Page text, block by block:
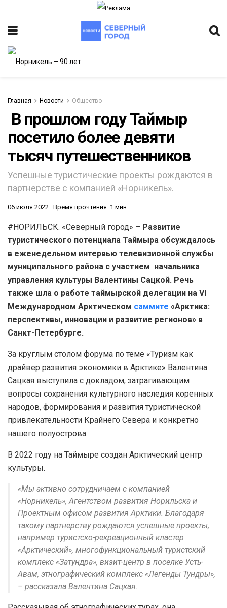
Главная Новости Общество
​ В прошлом году Таймыр
посетило более девяти
тысяч путешественников
Успешные туристические проекты рождаются в
партнерстве с компанией «Норникель».
06 июля 2022 Время прочтения: 1 мин.
#НОРИЛЬСК. «Северный город» – Развитие
туристического потенциала Таймыра обсуждалось
в еженедельном интервью телевизионной службы
муниципального района с участием начальника
управления культуры Валентины Сацкой. Речь
также шла о работе таймырской делегации на VI
Международном Арктическом саммите «Арктика:
перспективы, инновации и развитие регионов» в
Санкт-Петербурге.
За круглым столом форума по теме «Туризм как
драйвер развития экономики в Арктике» Валентина
Сацкая выступила с докладом, затрагивающим
вопросы сохранения культурного наследия коренных
народов, формирования и развития туристической
привлекательности Крайнего Севера и конкретно
нашего полуострова.
В 2022 году на Таймыре создан Арктический центр
культуры.
«Мы активно сотрудничаем с компанией
«Норникель», Агентством развития Норильска и
Проектным офисом развития Арктики. Благодаря
такому партнерству рождаются успешные проекты,
например туристско-рекреационный кластер
«Арктический», многофункциональный туристский
комплекс «Затундра», визит-центр в поселке Усть-
Авам, этнографический комплекс «Легенды Тундры»,
– рассказала Валентина Сацкая.